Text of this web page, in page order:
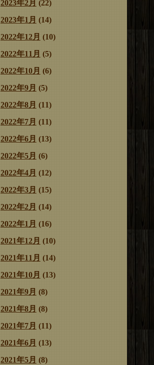
2023年2月 (22)
2023年1月 (14)
2022年12月 (10)
2022年11月 (5)
2022年10月 (6)
2022年9月 (5)
2022年8月 (11)
2022年7月 (11)
2022年6月 (13)
2022年5月 (6)
2022年4月 (12)
2022年3月 (15)
2022年2月 (14)
2022年1月 (16)
2021年12月 (10)
2021年11月 (14)
2021年10月 (13)
2021年9月 (8)
2021年8月 (8)
2021年7月 (11)
2021年6月 (13)
2021年5月 (8)